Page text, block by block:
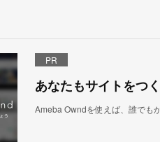
PR
あなたもサイトをつ
Ameba Owndを使えば、誰でも